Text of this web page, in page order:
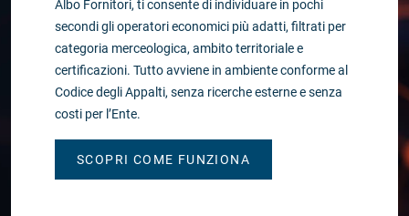
Albo Fornitori, ti consente di individuare in pochi
secondi gli operatori economici più adatti, filtrati per
categoria merceologica, ambito territoriale e
certificazioni. Tutto avviene in ambiente conforme al
Codice degli Appalti, senza ricerche esterne e senza
costi per l’Ente.
SCOPRI COME FUNZIONA